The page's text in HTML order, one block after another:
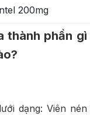
200mg
thành phần
dạng: Viên